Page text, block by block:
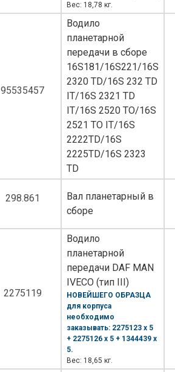
Вес: 18,78 кг.
95535457
Водило
планетарной
передачи в сборе
16S181/16S221/16S
2320 TD/16S 232 TD
IT/16S 2321 TD
IT/16S 2520 TO/16S
2521 TO IT/16S
2222TD/16S
2225TD/16S 2323
TD
298.861
Вал планетарный в
сборе
2275119
Водило
планетарной
передачи DAF MAN
IVECO (тип III)
НОВЕЙШЕГО ОБРАЗЦА
для корпуса
необходимо
заказывать: 2275123 х 5
+ 2275126 х 5 + 1344439 х
5.
Вес: 18,65 кг.